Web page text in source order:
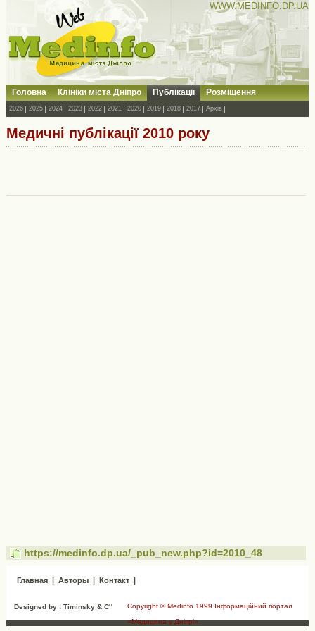
WWW.MEDINFO.DP.UA
Головна Клініки міста Дніпро Публікації Розміщення
2026 2025 2024 2023 2022 2021 2020 2019 2018 2017 Архів
Медичні публікації 2010 року
https://medinfo.dp.ua/_pub_new.php?id=2010_48
Главная | Авторы | Контакт |
Copyright © Medinfo 1999 Інформаційний портал
«Медицина у Дніпрі»
Designed by : Timinsky & Co